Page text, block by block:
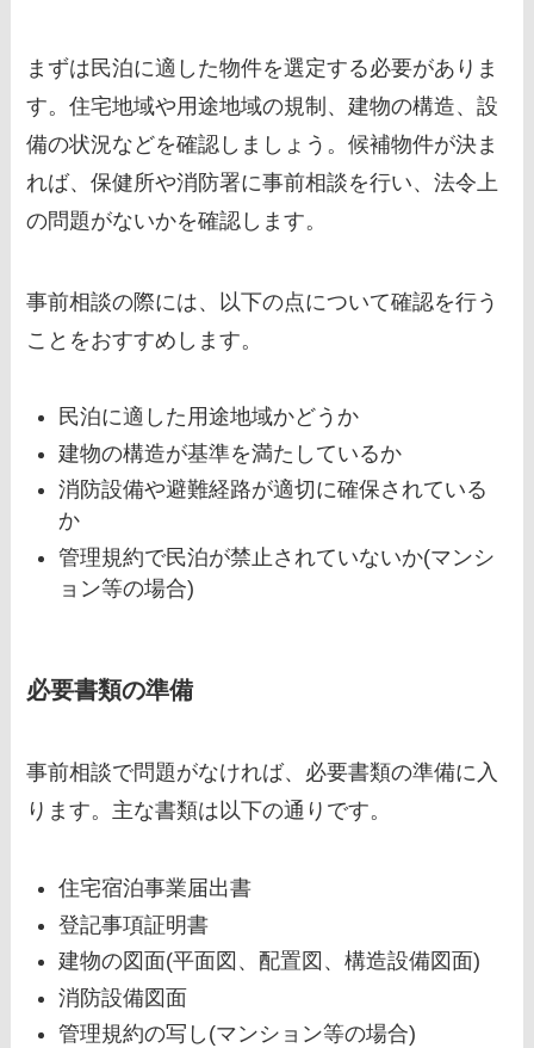
まずは民泊に適した物件を選定する必要がありま
す。住宅地域や用途地域の規制、建物の構造、設
備の状況などを確認しましょう。候補物件が決ま
れば、保健所や消防署に事前相談を行い、法令上
の問題がないかを確認します。
事前相談の際には、以下の点について確認を行う
ことをおすすめします。
民泊に適した用途地域かどうか
建物の構造が基準を満たしているか
消防設備や避難経路が適切に確保されている
か
管理規約で民泊が禁止されていないか(マンシ
ョン等の場合)
必要書類の準備
事前相談で問題がなければ、必要書類の準備に入
ります。主な書類は以下の通りです。
住宅宿泊事業届出書
登記事項証明書
建物の図面(平面図、配置図、構造設備図面)
消防設備図面
管理規約の写し(マンション等の場合)